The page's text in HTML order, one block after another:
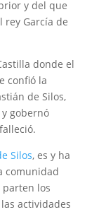
y del que
García de
donde el
confió la
de Silos,
gobernó
Silos, es y ha
comunidad
parten los
actividades